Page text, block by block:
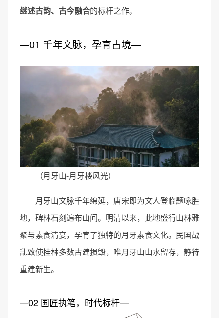
继述古韵、古今融合的标杆之作。
—01 千年文脉，孕育古境—
（月牙山-月牙楼风光）
月牙山文脉千年绵延，唐宋即为文人登临题咏胜
地，碑林石刻遍布山间。明清以来，此地盛行山林雅
聚与素食清宴，孕育了独特的月牙素食文化。民国战
乱致使桂林多数古建损毁，唯月牙山山水留存，静待
重建新生。
—02 国匠执笔，时代标杆—